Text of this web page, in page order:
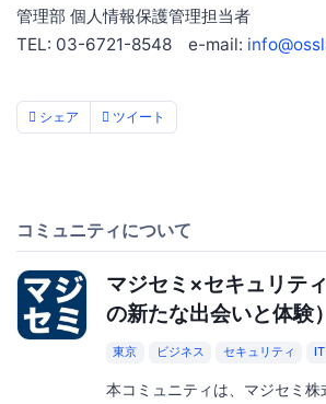
管理部 個人情報保護管理担当者
TEL: 03-6721-8548 e-mail:
シェア ツイート
コミュニティについて
マジセミ×セキュリテ
の新たな出会いと体験）
東京 ビジネス セキュリティ IT
本コミュニティは、マジセミ株